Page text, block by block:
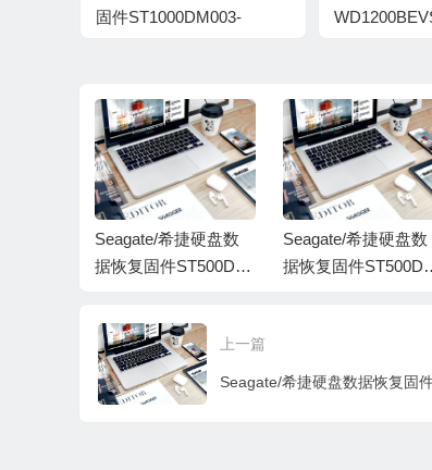
固件ST1000DM003-
666-701424
Seagate/希捷硬盘数
据恢复固件ST500DM
A41NT0W-PC3000全
套
Seagate/希捷硬盘数
据恢复固件
上一篇